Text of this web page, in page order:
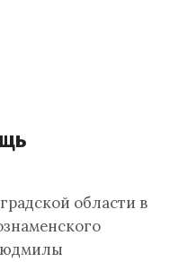
области в